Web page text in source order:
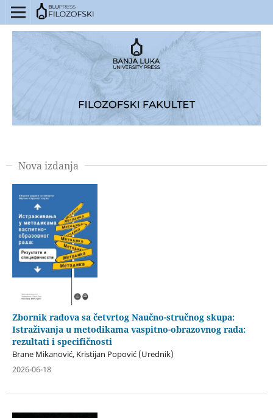
Nova izdanja
Zbornik radova sa četvrtog Naučno-stručnog skupa:
Istraživanja u metodikama vaspitno-obrazovnog rada:
rezultati i specifičnosti
Brane Mikanović, Kristijan Popović (Urednik)
2026-06-18